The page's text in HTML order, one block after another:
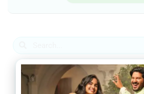
ആറ്റിങ്ങൽ വർക്കല
നെടുമങ്ങാട് വാമനപുരം